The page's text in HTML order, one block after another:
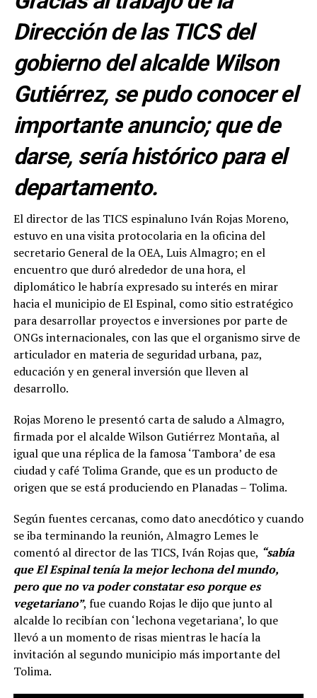
Dirección de las TICS del
gobierno del alcalde Wilson
Gutiérrez, se pudo conocer el
importante anuncio; que de
darse, sería histórico para el
departamento.
El director de las TICS espinaluno Iván Rojas Moreno,
estuvo en una visita protocolaria en la oficina del
secretario General de la OEA, Luis Almagro; en el
encuentro que duró alrededor de una hora, el
diplomático le habría expresado su interés en mirar
hacia el municipio de El Espinal, como sitio estratégico
para desarrollar proyectos e inversiones por parte de
ONGs internacionales, con las que el organismo sirve de
articulador en materia de seguridad urbana, paz,
educación y en general inversión que lleven al
desarrollo.
Rojas Moreno le presentó carta de saludo a Almagro,
firmada por el alcalde Wilson Gutiérrez Montaña, al
igual que una réplica de la famosa ‘Tambora’ de esa
ciudad y café Tolima Grande, que es un producto de
origen que se está produciendo en Planadas – Tolima.
Según fuentes cercanas, como dato anecdótico y cuando
se iba terminando la reunión, Almagro Lemes le
comentó al director de las TICS, Iván Rojas que, “sabía
que El Espinal tenía la mejor lechona del mundo,
pero que no va poder constatar eso porque es
vegetariano”, fue cuando Rojas le dijo que junto al
alcalde lo recibían con ‘lechona vegetariana’, lo que
llevó a un momento de risas mientras le hacía la
invitación al segundo municipio más importante del
Tolima.